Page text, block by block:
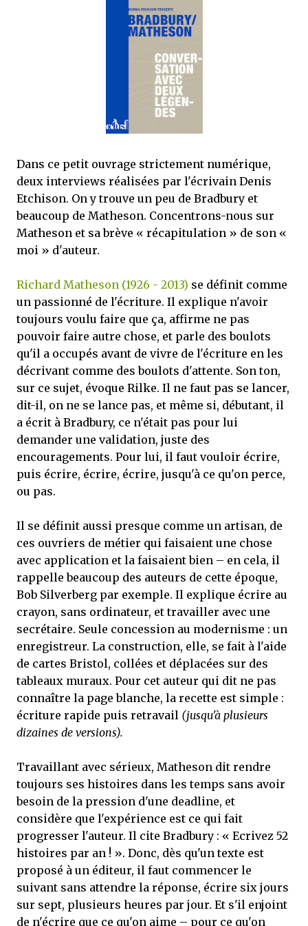
ne connaissait pas, habitée par la méfiance, la peur et le rigorisme de la Ligue,
une ville pleine de mystères et de vieilles rancœurs. La Dame d...
Dans ce petit ouvrage strictement numérique,
deux interviews réalisées par l'écrivain Denis
Etchison. On y trouve un peu de Bradbury et
beaucoup de Matheson. Concentrons-nous sur
Matheson et sa brève « récapitulation » de son «
moi » d'auteur.
Richard Matheson (1926 - 2013) se définit comme
un passionné de l'écriture. Il explique n'avoir
toujours voulu faire que ça, affirme ne pas
pouvoir faire autre chose, et parle des boulots
qu'il a occupés avant de vivre de l'écriture en les
décrivant comme des boulots d'attente. Son ton,
sur ce sujet, évoque Rilke. Il ne faut pas se lancer,
dit-il, on ne se lance pas, et même si, débutant, il
a écrit à Bradbury, ce n'était pas pour lui
demander une validation, juste des
encouragements. Pour lui, il faut vouloir écrire,
puis écrire, écrire, écrire, jusqu'à ce qu'on perce,
ou pas.
Il se définit aussi presque comme un artisan, de
ces ouvriers de métier qui faisaient une chose
avec application et la faisaient bien – en cela, il
rappelle beaucoup des auteurs de cette époque,
Bob Silverberg par exemple. Il explique écrire au
crayon, sans ordinateur, et travailler avec une
secrétaire. Seule concession au modernisme : un
enregistreur. La construction, elle, se fait à l'aide
de cartes Bristol, collées et déplacées sur des
tableaux muraux. Pour cet auteur qui dit ne pas
connaître la page blanche, la recette est simple :
écriture rapide puis retravail (jusqu'à plusieurs
dizaines de versions).
Travaillant avec sérieux, Matheson dit rendre
toujours ses histoires dans les temps sans avoir
besoin de la pression d'une deadline, et
considère que l'expérience est ce qui fait
progresser l'auteur. Il cite Bradbury : « Ecrivez 52
histoires par an ! ». Donc, dès qu'un texte est
proposé à un éditeur, il faut commencer le
suivant sans attendre la réponse, écrire six jours
sur sept, plusieurs heures par jour. Et s'il enjoint
de n'écrire que ce qu'on aime – pour ce qu'on